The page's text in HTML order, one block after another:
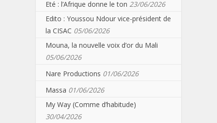
Eté : l’Afrique donne le ton 23/06/2026
Edito : Youssou Ndour vice-président de
la CISAC 05/06/2026
Mouna, la nouvelle voix d’or du Mali
05/06/2026
Nare Productions 01/06/2026
Massa 01/06/2026
My Way (Comme d’habitude)
30/04/2026